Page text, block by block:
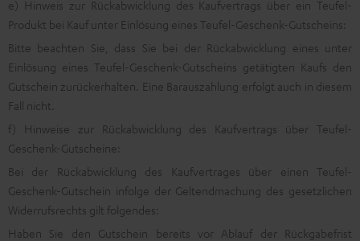
e) Hinweis zur Rückabwicklung des Kaufvertrags über ein Teufel-
Produkt bei Kauf unter Einlösung eines Teufel-Geschenk-Gutscheins:
Bitte beachten Sie, dass Sie bei der Rückabwicklung eines unter
Einlösung eines Teufel-Geschenk-Gutscheins getätigten Kaufs den
Gutschein zurückerhalten. Eine Barauszahlung erfolgt auch in diesem
Fall nicht.
f) Hinweise zur Rückabwicklung des Kaufvertrags über Teufel-
Geschenk-Gutscheine:
Bei der Rückabwicklung des Kaufvertrages über einen Teufel-
Geschenk-Gutschein infolge der Geltendmachung des gesetzlichen
Widerrufsrechts gilt folgendes:
Haben Sie den Gutschein bereits vor Ablauf der Rückgabefrist